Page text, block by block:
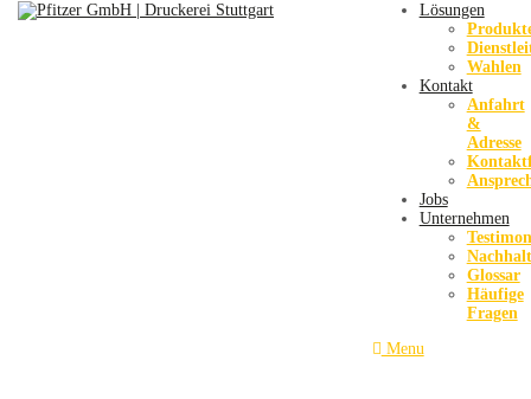
Lösungen
Wahlen
Kontakt
Anfahrt
&
Adresse
Jobs
Unternehmen
Glossar
Häufige
Fragen
Menu